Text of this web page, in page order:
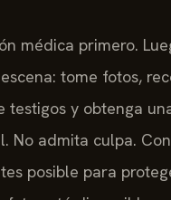
médica primero.
tome fotos,
testigos y obtenga
No admita culpa.
posible para